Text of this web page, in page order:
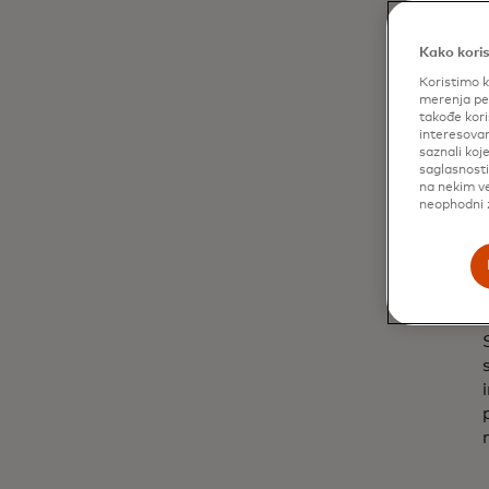
Kako
Koristimo
merenja
takođe
saznali
na nekim
neophodni